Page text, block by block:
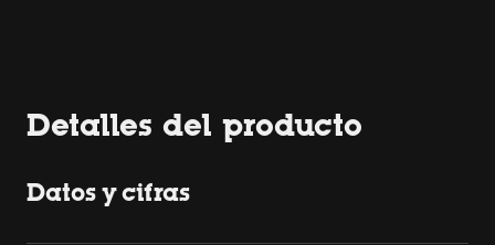
Detalles del producto
Datos y cifras